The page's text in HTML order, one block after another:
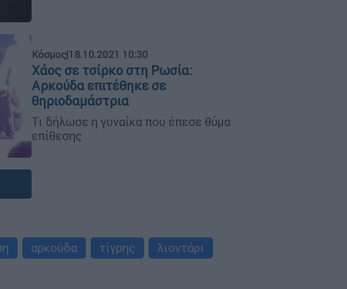
Κόσμος|18.10.2021 10:30
Χάος σε τσίρκο στη Ρωσία:
Αρκούδα επιτέθηκε σε
θηριοδαμάστρια
Τι δήλωσε η γυναίκα που έπεσε θύμα
επίθεσης
αρκούδα τίγρης
λιοντάρι